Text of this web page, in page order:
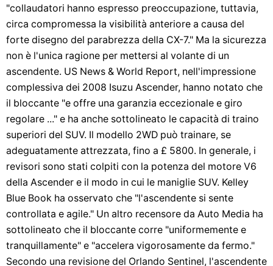
"collaudatori hanno espresso preoccupazione, tuttavia,
circa compromessa la visibilità anteriore a causa del
forte disegno del parabrezza della CX-7." Ma la sicurezza
non è l'unica ragione per mettersi al volante di un
ascendente. US News & World Report, nell'impressione
complessiva dei 2008 Isuzu Ascender, hanno notato che
il bloccante "e offre una garanzia eccezionale e giro
regolare ..." e ha anche sottolineato le capacità di traino
superiori del SUV. Il modello 2WD può trainare, se
adeguatamente attrezzata, fino a £ 5800. In generale, i
revisori sono stati colpiti con la potenza del motore V6
della Ascender e il modo in cui le maniglie SUV. Kelley
Blue Book ha osservato che "l'ascendente si sente
controllata e agile." Un altro recensore da Auto Media ha
sottolineato che il bloccante corre "uniformemente e
tranquillamente" e "accelera vigorosamente da fermo."
Secondo una revisione del Orlando Sentinel, l'ascendente